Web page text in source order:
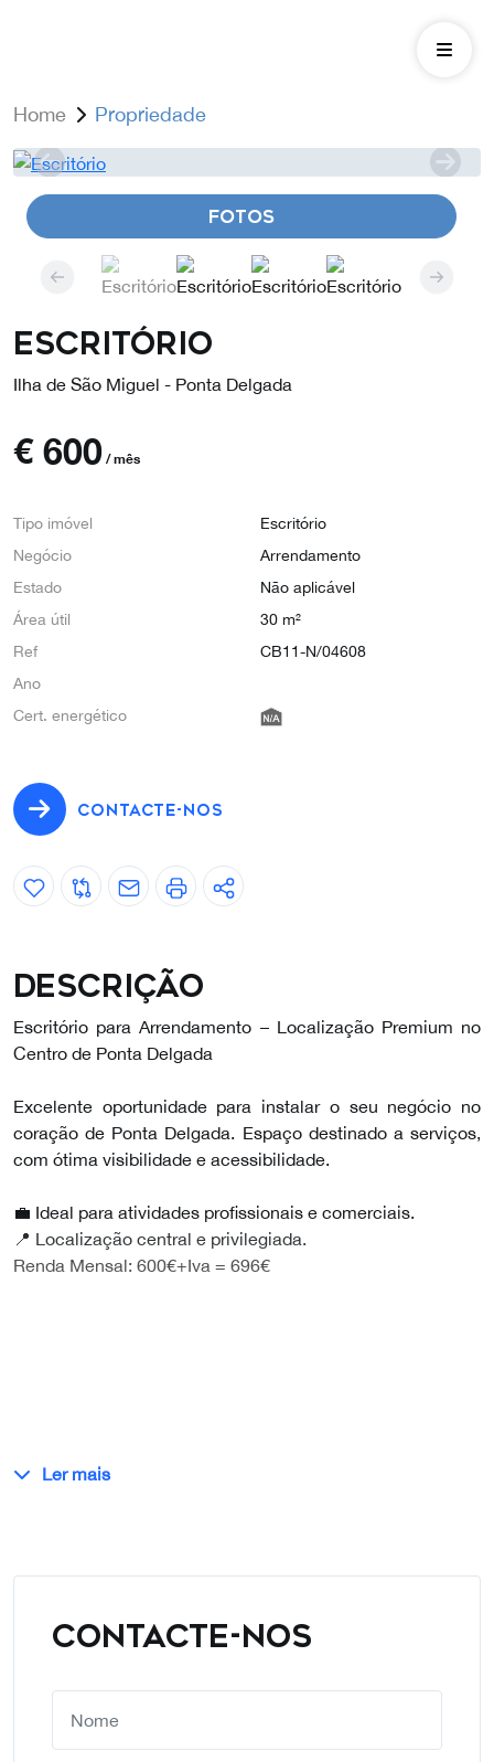
Home Propriedade
FOTOS
Escritório
Ilha de São Miguel - Ponta Delgada
€ 600 / mês
Tipo imóvel
Escritório
Negócio
Arrendamento
Estado
Não aplicável
Área útil
30 m²
Ref
CB11-N/04608
Ano
Cert. energético
CONTACTE-NOS
Descrição
Escritório para Arrendamento – Localização Premium no
Centro de Ponta Delgada
Excelente oportunidade para instalar o seu negócio no
coração de Ponta Delgada. Espaço destinado a serviços,
com ótima visibilidade e acessibilidade.
💼 Ideal para atividades profissionais e comerciais.
📍 Localização central e privilegiada.
Renda Mensal: 600€+Iva = 696€
Ler mais
CONTACTE-NOS